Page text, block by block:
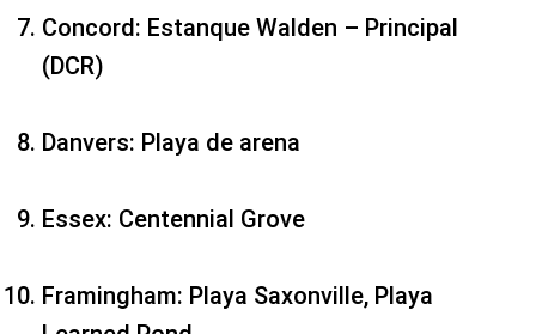
Concord: Estanque Walden – Principal
(DCR)
Danvers: Playa de arena
Essex: Centennial Grove
Framingham: Playa Saxonville, Playa